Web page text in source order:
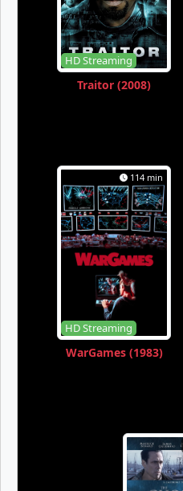
HD Streaming
Traitor (2008)
114 min
HD Streaming
WarGames (1983)